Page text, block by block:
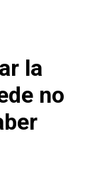
la
no